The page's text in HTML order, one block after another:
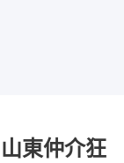
東仲介狂